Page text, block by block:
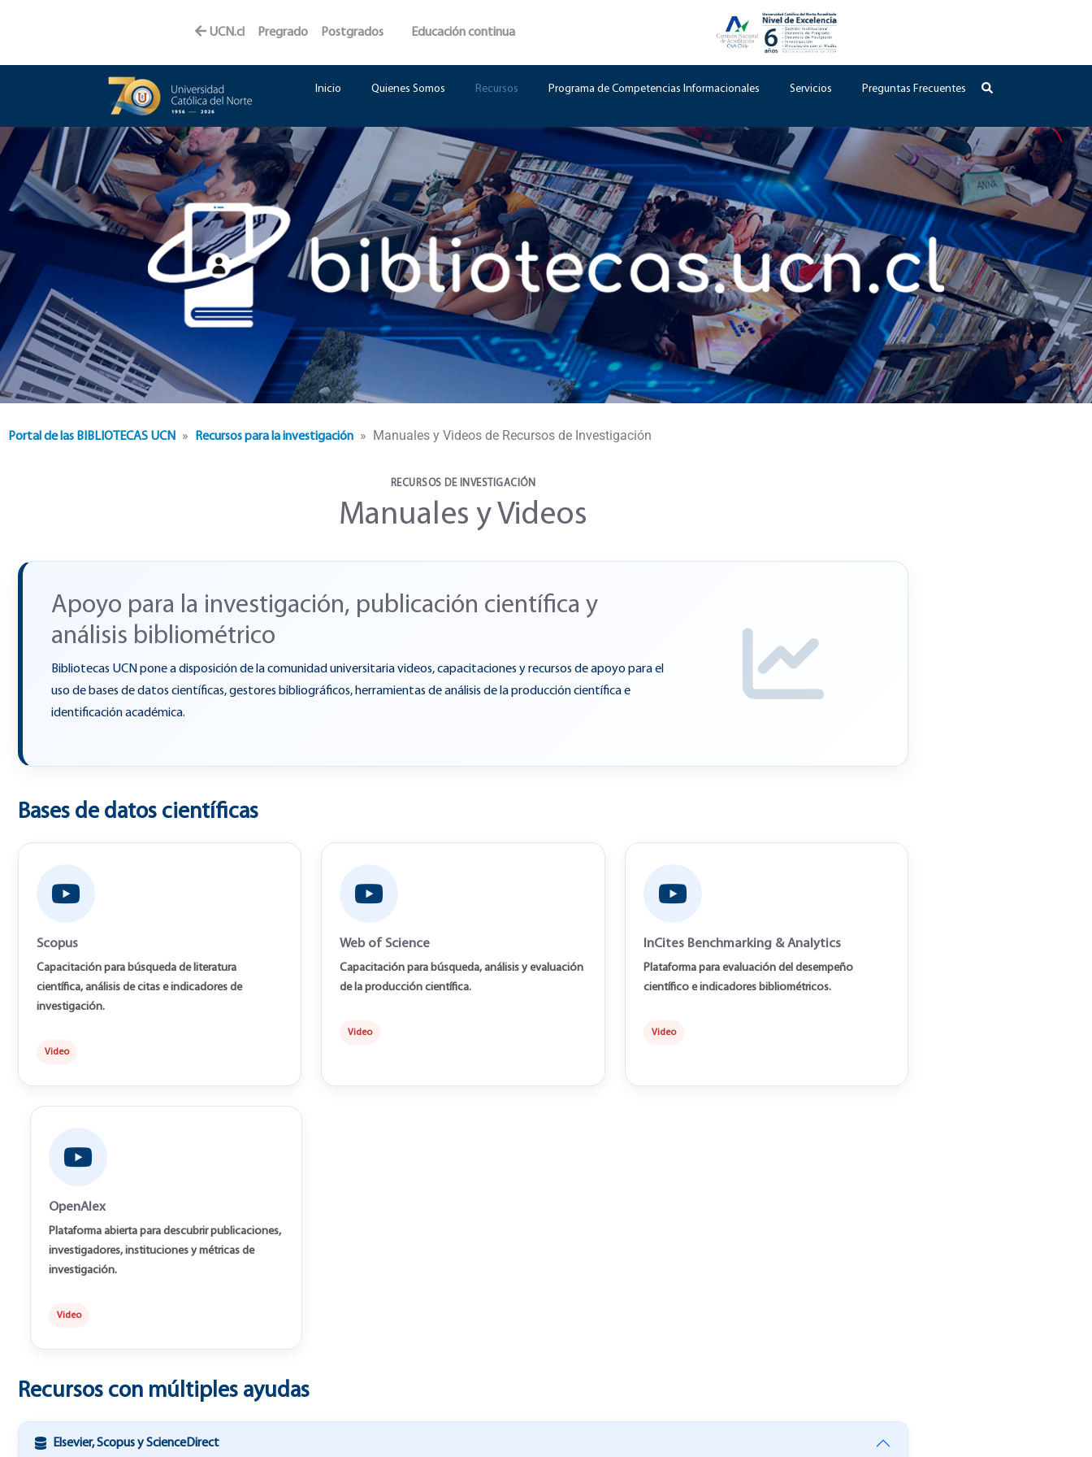
UCN.cl Pregrado Postgrados Educación continua
Inicio Quienes Somos Recursos Programa de Competencias Informacionales Servicios Preguntas Frecuentes
Portal de las BIBLIOTECAS UCN » Recursos para la investigación » Manuales y Videos de Recursos de Investigación
RECURSOS DE INVESTIGACIÓN
Manuales y Videos
Apoyo para la investigación, publicación científica y
análisis bibliométrico
Bibliotecas UCN pone a disposición de la comunidad universitaria videos, capacitaciones y recursos de apoyo para el
uso de bases de datos científicas, gestores bibliográficos, herramientas de análisis de la producción científica e
identificación académica.
Bases de datos científicas
Scopus
Capacitación para búsqueda de literatura
científica, análisis de citas e indicadores de
investigación.
Video
Web of Science
Capacitación para búsqueda, análisis y evaluación
de la producción científica.
Video
InCites Benchmarking & Analytics
Plataforma para evaluación del desempeño
científico e indicadores bibliométricos.
Video
OpenAlex
Plataforma abierta para descubrir publicaciones,
investigadores, instituciones y métricas de
investigación.
Video
Recursos con múltiples ayudas
Elsevier, Scopus y ScienceDirect